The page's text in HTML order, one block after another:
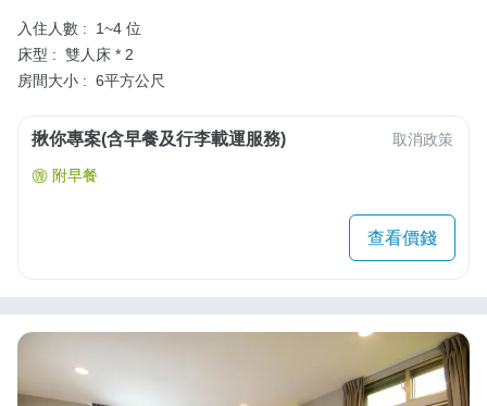
入住人數 :
1~4 位
床型 : 雙人床 * 2
房間大小 : 6平方公尺
揪你專案(含早餐及行李載運服務) 取消政策
附早餐
查看價錢